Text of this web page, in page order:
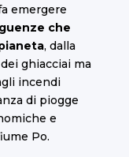
emergere
che
, dalla
ghiacciai ma
incendi
di piogge
e
Po.